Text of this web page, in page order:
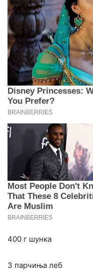
400 г шунка
3 парчиња леб